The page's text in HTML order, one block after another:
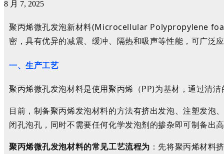
8 月 7, 2025
聚丙烯微孔发泡新材料(Microcellular Polypropylene
密 ，具有优异的减震、缓冲、隔热和吸声等性能，可广泛
一、生产工艺
聚丙烯微孔发泡材料是使用聚丙烯（PP)为基材，通过清
目前，制备聚丙烯发泡材料的方法有挤出发泡、注塑发泡
闭孔泡孔，同时不需要任何化学发泡剂的掺杂即可制备出
聚丙烯微孔发泡材料的常见工艺流程为 ：先将聚丙烯材料